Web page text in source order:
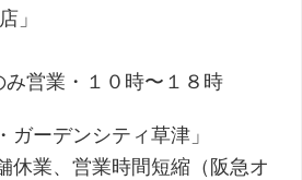
」
営業・１０時〜１８時
ガーデンシティ草津」
休業、営業時間短縮（阪急オ